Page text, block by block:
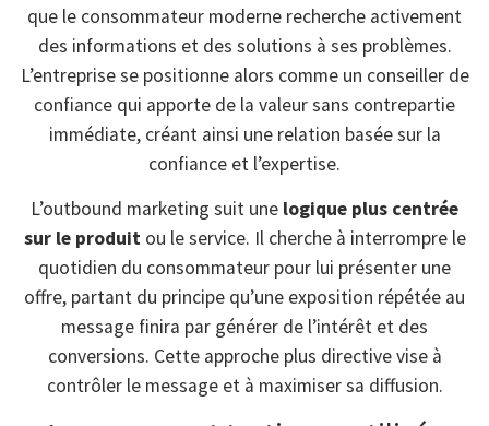
que le consommateur moderne recherche activement
des informations et des solutions à ses problèmes.
L’entreprise se positionne alors comme un conseiller de
confiance qui apporte de la valeur sans contrepartie
immédiate, créant ainsi une relation basée sur la
confiance et l’expertise.
L’outbound marketing suit une logique plus centrée
sur le produitou le service. Il cherche à interrompre le
quotidien du consommateur pour lui présenter une
offre, partant du principe qu’une exposition répétée au
message finira par générer de l’intérêt et des
conversions. Cette approche plus directive vise à
contrôler le message et à maximiser sa diffusion.